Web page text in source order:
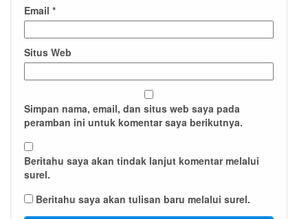
Email *
Situs Web
Simpan nama, email, dan situs web saya pada
peramban ini untuk komentar saya berikutnya.
Beritahu saya akan tindak lanjut komentar melalui
surel.
Beritahu saya akan tulisan baru melalui surel.